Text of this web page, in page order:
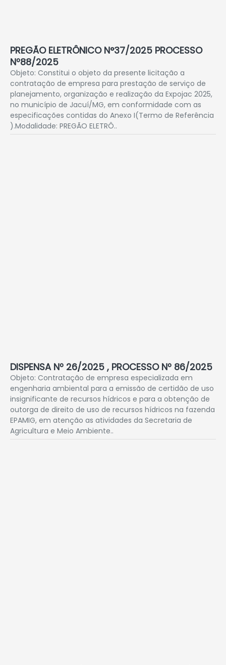
PREGÃO ELETRÔNICO N°37/2025 PROCESSO
Nº88/2025
Objeto: Constitui o objeto da presente licitação a
contratação de empresa para prestação de serviço de
planejamento, organização e realização da Expojac 2025,
no município de Jacuí/MG, em conformidade com as
especificações contidas do Anexo I(Termo de Referência
).Modalidade: PREGÃO ELETRÔ..
DISPENSA Nº 26/2025 , PROCESSO Nº 86/2025
Objeto: Contratação de empresa especializada em
engenharia ambiental para a emissão de certidão de uso
insignificante de recursos hídricos e para a obtenção de
outorga de direito de uso de recursos hídricos na fazenda
EPAMIG, em atenção as atividades da Secretaria de
Agricultura e Meio Ambiente..